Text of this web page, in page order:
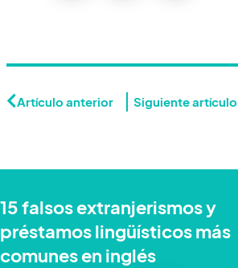
Artículo anterior Siguiente artículo
15 falsos extranjerismos y
préstamos lingüísticos más
comunes en inglés